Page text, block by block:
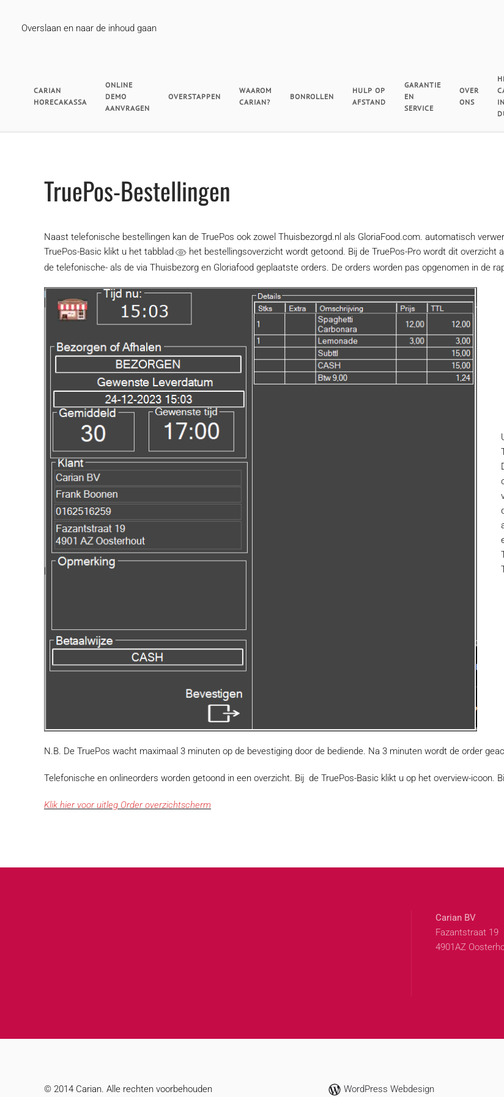
Overslaan en naar de inhoud gaan
CARIAN
HORECAKASSA
ONLINE
DEMO
AANVRAGEN
OVERSTAPPEN
WAAROM
CARIAN?
BONROLLEN
HULP OP
AFSTAND
GARANTIE
EN
SERVICE
OVER
ONS
TruePos-Bestellingen
Naast telefonische bestellingen kan de TruePos ook zowel Thuisbezorgd.nl als GloriaFood.com. automatisch
TruePos-Basic klikt u het tabblad
het bestellingsoverzicht wordt getoond. Bij de TruePos-Pro wordt dit
de telefonische- als de via Thuisbezorg en Gloriafood geplaatste orders. De orders worden pas opgenomen in de
N.B. De TruePos wacht maximaal 3 minuten op de bevestiging door de bediende. Na 3 minuten wordt de order
Telefonische en onlineorders worden getoond in een overzicht. Bij de TruePos-Basic klikt u op het overview-icoon.
Klik hier voor uitleg Order overzichtscherm
Carian BV
Fazantstraat 19
4901AZ
© 2014 Carian. Alle rechten voorbehouden WordPress Webdesign